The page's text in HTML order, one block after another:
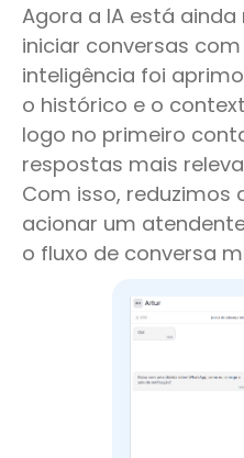
Agora a IA está
iniciar conversas
inteligência foi
o histórico e o
logo no primeiro
respostas mais
Com isso, reduzimos
acionar um
o fluxo de conversa